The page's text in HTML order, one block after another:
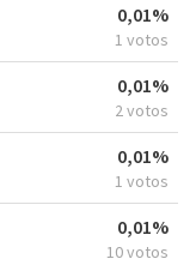
0,01%
1 votos
0,01%
2 votos
0,01%
1 votos
0,01%
10 votos